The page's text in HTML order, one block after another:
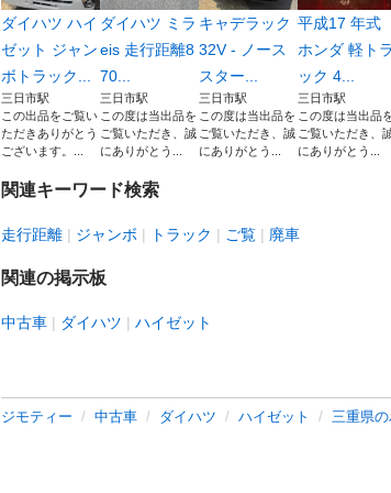
ダイハツ ハイ
ゼット ジャン
ボトラック...
三日市駅
この出品をご覧い
ただきありがとう
ございます。...
ダイハツ ミラ
eis 走行距離8
70...
三日市駅
この度は当出品を
ご覧いただき、誠
にありがとう...
キャデラック
32V - ノース
スター...
三日市駅
この度は当出品を
ご覧いただき、誠
にありがとう...
平成17 年式
ホンダ 軽トラ
ック 4...
三日市駅
この度は当出品
ご覧いただき、
にありがとう...
関連キーワード検索
走行距離 ジャンボ トラック ご覧 廃車
関連の掲示板
中古車 ダイハツ ハイゼット
ジモティー 中古車 ダイハツ ハイゼット 三重県の